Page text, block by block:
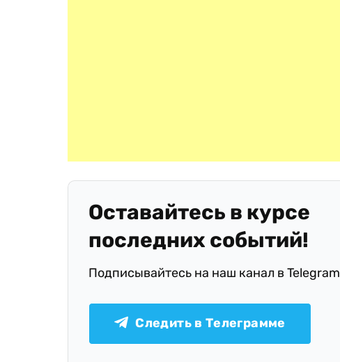
Оставайтесь в курсе
последних событий!
Подписывайтесь на наш канал в Telegram
Следить в Телеграмме